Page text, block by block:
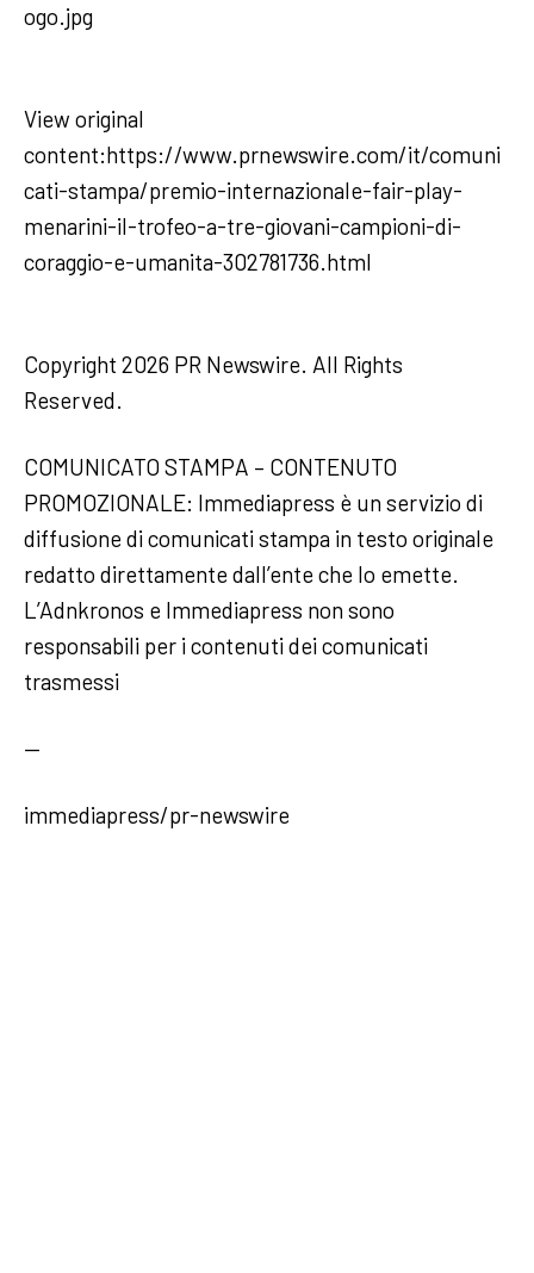
ogo.jpg
View original
content:https://www.prnewswire.com/it/comuni
cati-stampa/premio-internazionale-fair-play-
menarini-il-trofeo-a-tre-giovani-campioni-di-
coraggio-e-umanita-302781736.html
Copyright 2026 PR Newswire. All Rights
Reserved.
COMUNICATO STAMPA – CONTENUTO
PROMOZIONALE: Immediapress è un servizio di
diffusione di comunicati stampa in testo originale
redatto direttamente dall’ente che lo emette.
L’Adnkronos e Immediapress non sono
responsabili per i contenuti dei comunicati
trasmessi
—
immediapress/pr-newswire